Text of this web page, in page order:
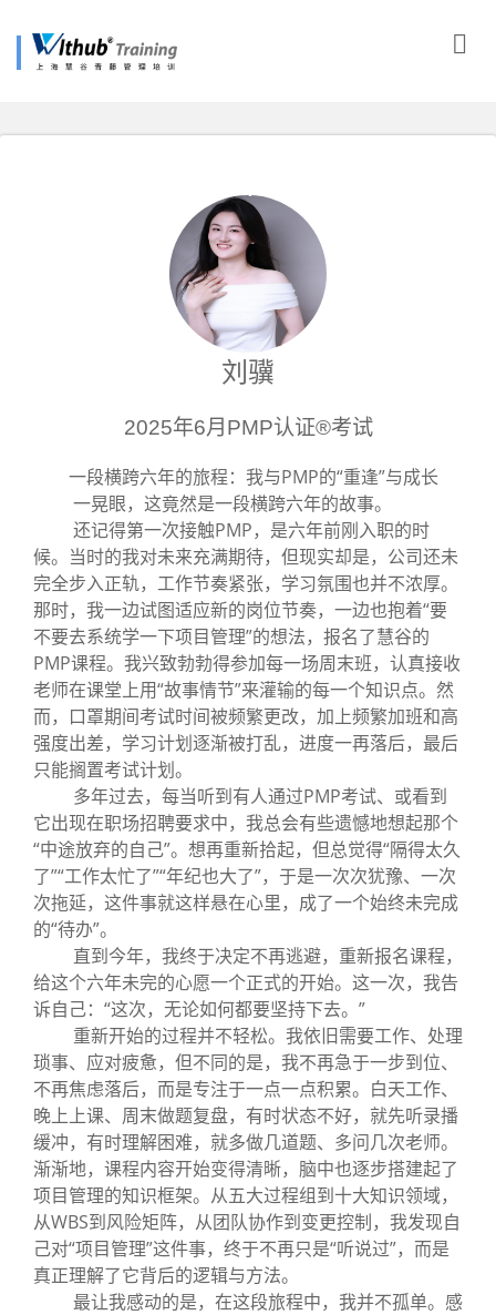
刘骥
2025年6月PMP认证®考试
一段横跨六年的旅程：我与PMP的“重逢”与成长
一晃眼，这竟然是一段横跨六年的故事。
还记得第一次接触PMP，是六年前刚入职的时
候。当时的我对未来充满期待，但现实却是，公司还未
完全步入正轨，工作节奏紧张，学习氛围也并不浓厚。
那时，我一边试图适应新的岗位节奏，一边也抱着“要
不要去系统学一下项目管理”的想法，报名了慧谷的
PMP课程。我兴致勃勃得参加每一场周末班，认真接收
老师在课堂上用“故事情节”来灌输的每一个知识点。然
而，口罩期间考试时间被频繁更改，加上频繁加班和高
强度出差，学习计划逐渐被打乱，进度一再落后，最后
只能搁置考试计划。
多年过去，每当听到有人通过PMP考试、或看到
它出现在职场招聘要求中，我总会有些遗憾地想起那个
“中途放弃的自己”。想再重新拾起，但总觉得“隔得太久
了”“工作太忙了”“年纪也大了”，于是一次次犹豫、一次
次拖延，这件事就这样悬在心里，成了一个始终未完成
的“待办”。
直到今年，我终于决定不再逃避，重新报名课程，
给这个六年未完的心愿一个正式的开始。这一次，我告
诉自己：“这次，无论如何都要坚持下去。”
重新开始的过程并不轻松。我依旧需要工作、处理
琐事、应对疲惫，但不同的是，我不再急于一步到位、
不再焦虑落后，而是专注于一点一点积累。白天工作、
晚上上课、周末做题复盘，有时状态不好，就先听录播
缓冲，有时理解困难，就多做几道题、多问几次老师。
渐渐地，课程内容开始变得清晰，脑中也逐步搭建起了
项目管理的知识框架。从五大过程组到十大知识领域，
从WBS到风险矩阵，从团队协作到变更控制，我发现自
己对“项目管理”这件事，终于不再只是“听说过”，而是
真正理解了它背后的逻辑与方法。
最让我感动的是，在这段旅程中，我并不孤单。感